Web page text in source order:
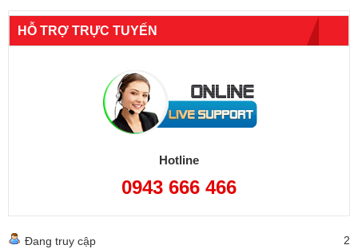
HỖ TRỢ TRỰC TUYẾN
Hotline
0943 666 466
Đang truy cập
2